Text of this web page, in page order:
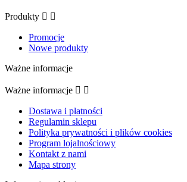
Produkty  
Promocje
Nowe produkty
Ważne informacje
Ważne informacje  
Dostawa i płatności
Regulamin sklepu
Polityka prywatności i plików cookies
Program lojalnościowy
Kontakt z nami
Mapa strony